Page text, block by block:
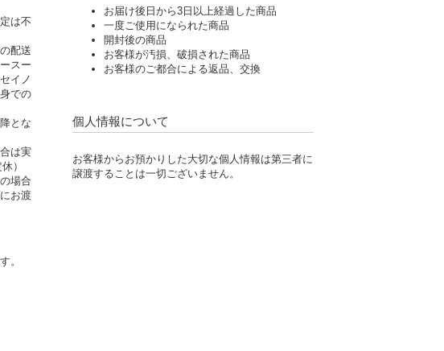
は不
配送
スー
イノ
での
とな
は実
）
場合
お渡
。
お届け後日から3日以上経過した商品
一度ご使用になられた商品
開封後の商品
お客様が汚損、破損された商品
お客様のご都合による返品、交換
個人情報について
お客様からお預かりした大切な個人情報は第三者に
譲渡することは一切ございません。